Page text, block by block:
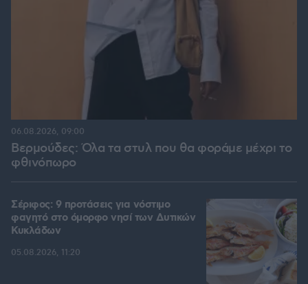
Βερμούδες: Όλα τα στυλ που θα φοράμε μέχρι το
φθινόπωρο
06.08.2026, 09:00
Σέριφος: 9 προτάσεις για νόστιμο
φαγητό στο όμορφο νησί των Δυτικών
Κυκλάδων
05.08.2026, 11:20